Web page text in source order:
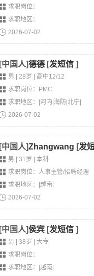
求职岗位：
求职地区：
2026-07-02
[中国人]德德 [发短信 ]
男 | 28岁 | 高中12/12
求职岗位：PMC
求职地区：|河内|海防|北宁|
2026-07-02
[中国人]Zhangwang [发
男 | 31岁 | 本科
求职岗位：人事主管/招聘经理
求职地区：|越南|
2026-07-02
[中国人]侯宾 [发短信 ]
男 | 38岁 | 大专
求职岗位：
求职地区：|越南|